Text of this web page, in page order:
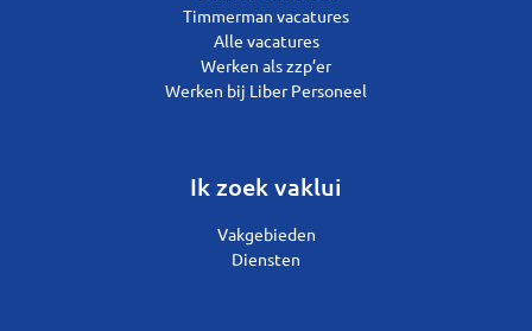
Timmerman vacatures
Alle vacatures
Werken als zzp’er
Werken bij Liber Personeel
Ik zoek vaklui
Vakgebieden
Diensten